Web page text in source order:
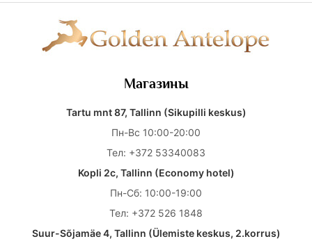
Магазины
Tartu mnt 87, Tallinn (Sikupilli keskus)
Пн-Вс 10:00-20:00
Тел: +372 53340083
Kopli 2c, Tallinn (Economy hotel)
Пн-Сб: 10:00-19:00
Тел: +372 526 1848
Suur-Sõjamäe 4, Tallinn (Ülemiste keskus, 2.korrus)